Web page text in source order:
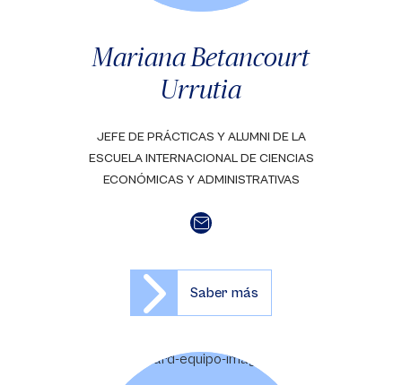
Mariana Betancourt
Urrutia
JEFE DE PRÁCTICAS Y ALUMNI DE LA
ESCUELA INTERNACIONAL DE CIENCIAS
ECONÓMICAS Y ADMINISTRATIVAS
Saber más